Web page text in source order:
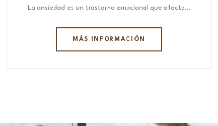
La ansiedad es un trastorno emocional que afecta…
MÁS INFORMACIÓN